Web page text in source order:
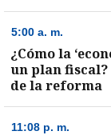
5:00 a. m.
¿Cómo la
un plan
de la reforma
11:08 p. m.